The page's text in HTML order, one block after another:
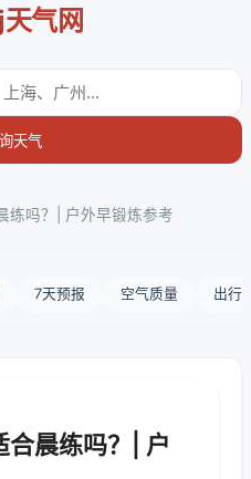
气网
天气
练吗？| 户外早锻炼参考
7天预报 空气质量 出行
合晨练吗？| 户